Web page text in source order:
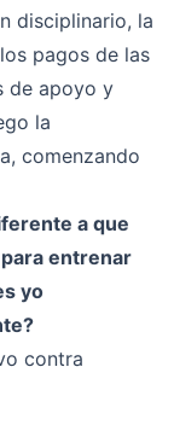
disciplinario, la
pagos de las
de apoyo y
la
comenzando
a que
entrenar
yo
contra